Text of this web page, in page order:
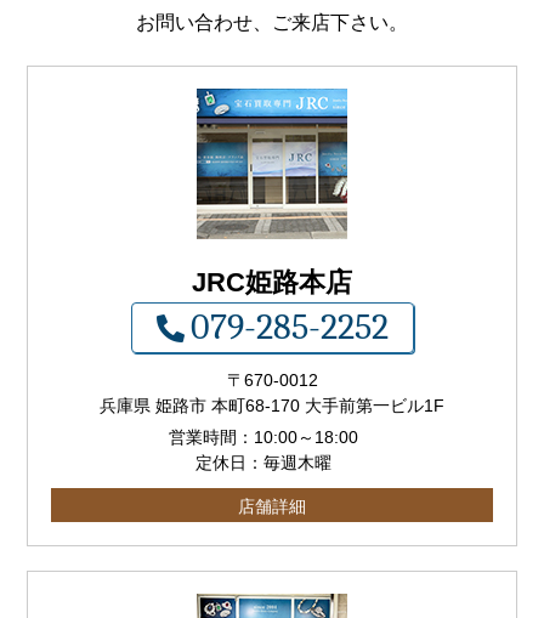
お問い合わせ、ご来店下さい。
JRC姫路本店
079-285-2252
〒 670-0012
兵庫県 姫路市 本町68-170 大手前第一ビル1F
営業時間： 10:00～ 18:00
定休日：毎週木曜
店舗詳細